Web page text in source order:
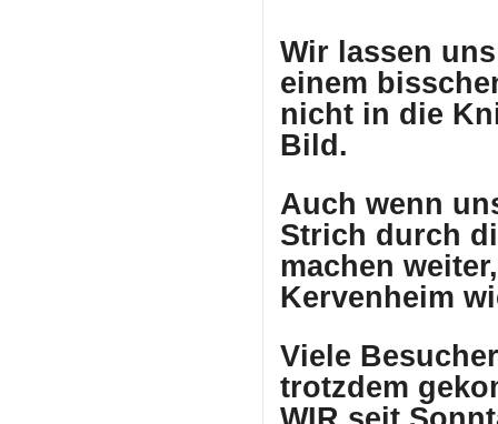
Wir lassen
einem
nicht in die
Bild.
Auch wenn
Strich durch
machen
Kervenheim
Viele
trotzdem